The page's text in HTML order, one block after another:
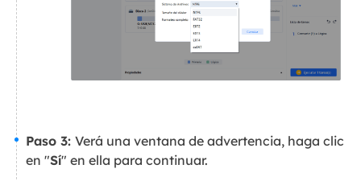
Paso 3: Verá una ventana de advertencia, haga clic
en "Sí" en ella para continuar.